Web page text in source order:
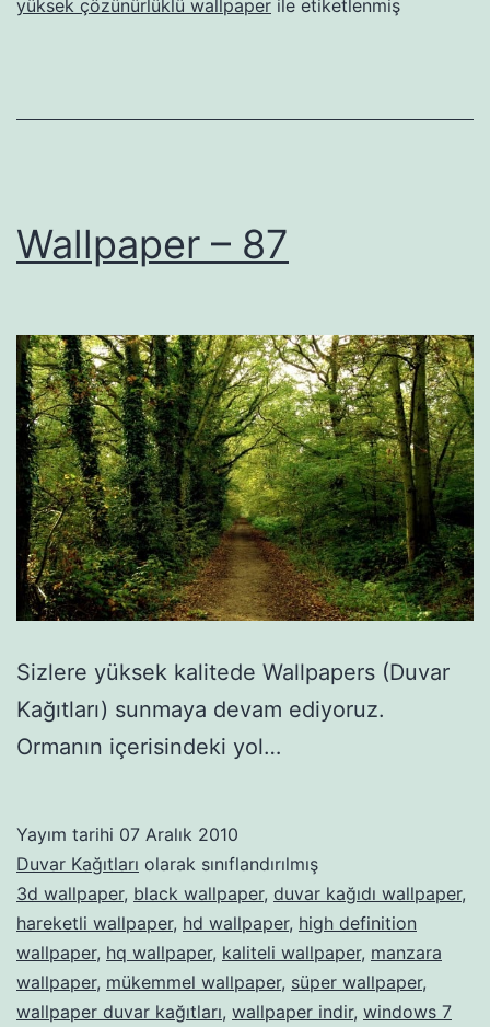
yüksek çözünürlüklü wallpaper ile etiketlenmiş
Wallpaper – 87
Sizlere yüksek kalitede Wallpapers (Duvar
Kağıtları) sunmaya devam ediyoruz.
Ormanın içerisindeki yol…
Yayım tarihi 07 Aralık 2010
Duvar Kağıtları olarak sınıflandırılmış
3d wallpaper, black wallpaper, duvar kağıdı wallpaper,
hareketli wallpaper, hd wallpaper, high definition
wallpaper, hq wallpaper, kaliteli wallpaper, manzara
wallpaper, mükemmel wallpaper, süper wallpaper,
wallpaper duvar kağıtları, wallpaper indir, windows 7